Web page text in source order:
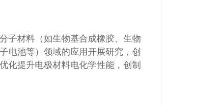
子材料（如生物基合成橡胶、生物
电池等）领域的应用开展研究，创
化提升电极材料电化学性能，创制